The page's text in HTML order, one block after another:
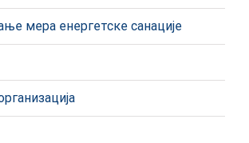
мера енергетске санације